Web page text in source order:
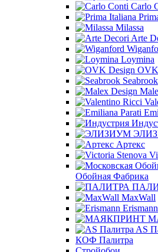
Carlo
Milassa
Arte
Loymina
Seabrook
Артекс
Обойная Фабрика
MaxWall
Erismann
AS
КОФ Палитра